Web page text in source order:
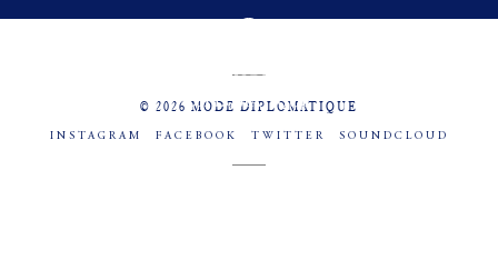
© 2026 MODE DIPLOMATIQUE
INSTAGRAM FACEBOOK TWITTER SOUNDCLOUD